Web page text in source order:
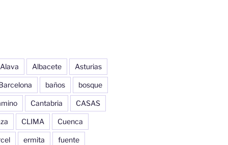
Alava Albacete Asturias
baños bosque
Cantabria CASAS
CLIMA Cuenca
ermita fuente